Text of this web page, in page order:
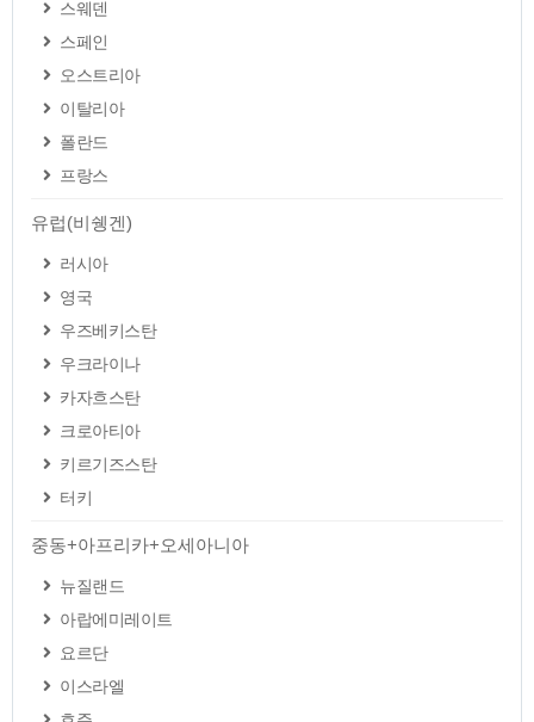
스웨덴
스페인
오스트리아
이탈리아
폴란드
프랑스
유럽(비쉥겐)
러시아
영국
우즈베키스탄
우크라이나
카자흐스탄
크로아티아
키르기즈스탄
터키
중동+아프리카+오세아니아
뉴질랜드
아랍에미레이트
요르단
이스라엘